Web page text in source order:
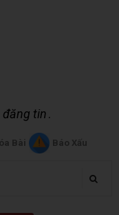
đăng tin.
Bài Báo Xấu